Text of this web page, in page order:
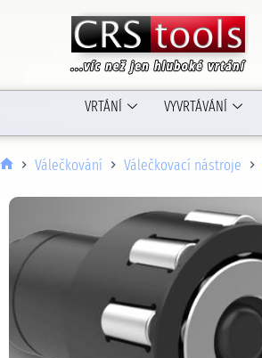
VRTÁNÍ VYVRTÁVÁNÍ
Válečkování Válečkovací nástroje